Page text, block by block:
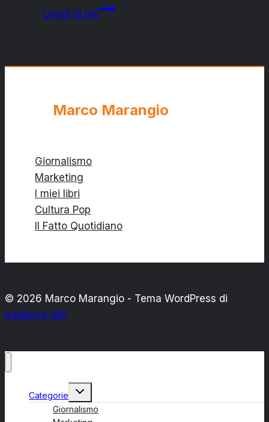
Leggi di piùSAN
Marco Marangio
Giornalismo
Marketing
I miei libri
Cultura Pop
Il Fatto Quotidiano
© 2026 Marco Marangio - Tema WordPress di
Kadence WP
Categorie
Alterna
figlio
Giornalismo